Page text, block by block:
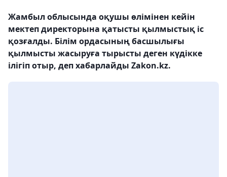
Жамбыл облысында оқушы өлімінен кейін
мектеп директорына қатысты қылмыстық іс
қозғалды. Білім ордасының басшылығы
қылмысты жасыруға тырысты деген күдікке
ілігіп отыр, деп хабарлайды Zakon.kz.